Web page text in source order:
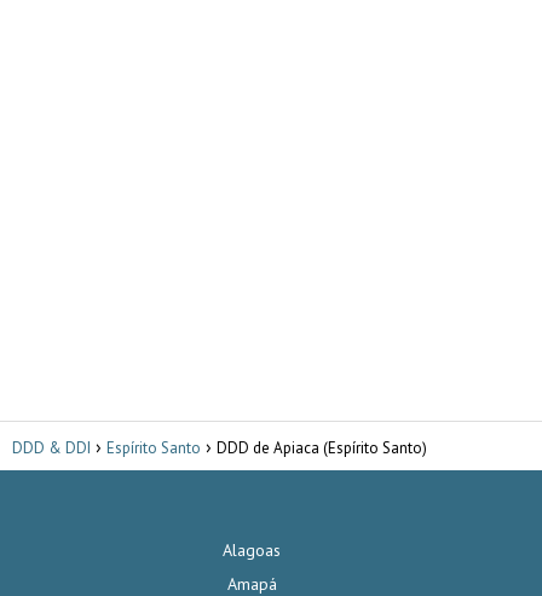
DDD & DDI Espírito Santo DDD de Apiaca (Espírito Santo)
Alagoas
Amapá